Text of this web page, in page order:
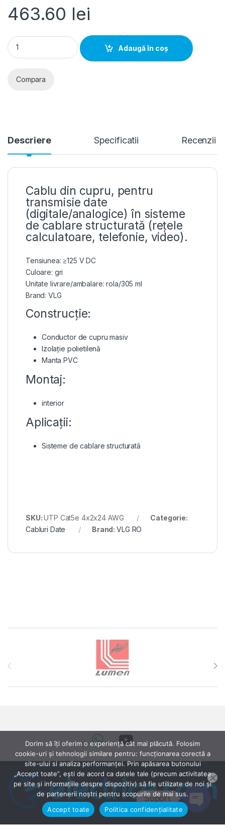
463.60 lei
Cablu UTP Cat5e, 4x2x24 AWG (rola 305m) quantity
Adaugă în coș
Compara
Descriere Specificatii Recenzii
Cablu din cupru, pentru
transmisie date
(digitale/analogice) în sisteme
de cablare structurată (rețele
calculatoare, telefonie, video).
Tensiunea: ≥125 V DC
Culoare: gri
Unitate livrare/ambalare: rola/305 ml
Brand: VLG
Construcție:
Conductor de cupru masiv
Izolație polietilenă
Manta PVC
Montaj:
interior
Aplicații:
Sisteme de cablare structurată
SKU:UTP Cat5e 4x2x24 AWG
Categorie:
Cabluri Date
Brand:VLG RO
Dorim să îți oferim o experiență cât mai plăcută. Folosim
cookie-uri și tehnologii similare pentru: funcționarea corectă a
site-ului si analiza performanței. Prin apăsarea butonului
„Accept toate”, ești de acord ca datele tale (precum activitatea
pe site și informațiile despre dispozitiv) să fie utilizate de noi și
de partenerii noștri pentru scopurile de mai sus.
Accept toate
Politica confidențialitate
Suport